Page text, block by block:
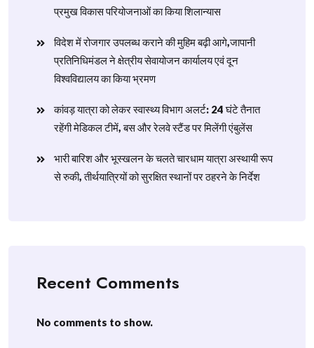
प्रमुख विकास परियोजनाओं का किया शिलान्यास
विदेश में रोजगार उपलब्ध कराने की मुहिम बढ़ी आगे,जापानी
प्रतिनिधिमंडल ने क्षेत्रीय सेवायोजन कार्यालय एवं दून
विश्वविद्यालय का किया भ्रमण
​कांवड़ यात्रा को लेकर स्वास्थ्य विभाग अलर्ट: 24 घंटे तैनात
रहेंगी मेडिकल टीमें, बस और रेलवे स्टैंड पर मिलेंगी एंबुलेंस
​भारी बारिश और भूस्खलन के चलते चारधाम यात्रा अस्थायी रूप
से रुकी, तीर्थयात्रियों को सुरक्षित स्थानों पर ठहरने के निर्देश
Recent Comments
No comments to show.